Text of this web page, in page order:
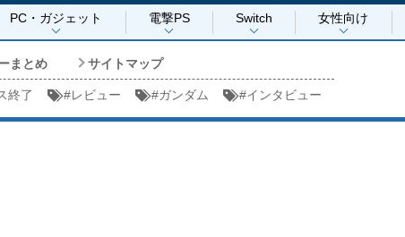
PC・ガジェット 電撃PS Switch 女性向け
まとめ サイトマップ
終了 #レビュー #ガンダム #インタビュー